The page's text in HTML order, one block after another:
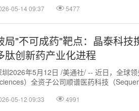
05-14 09:37 5477
局"不可成药"靶点：晶泰科
肽创新药产业化进程
圳2026年5月12日 /美通社/ -- 近日，全球
）全资子公司顺谱医药科技（
05-12 09:33 4991